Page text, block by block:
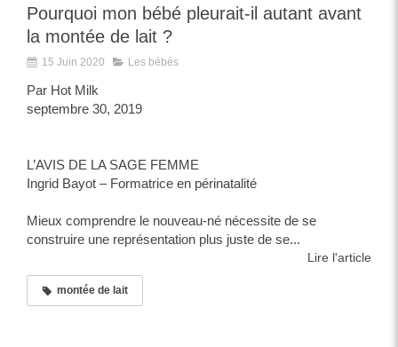
Pourquoi mon bébé pleurait-il autant avant
la montée de lait ?
15 Juin 2020 Les bébés
Par Hot Milk
septembre 30, 2019
L’AVIS DE LA SAGE FEMME
Ingrid Bayot – Formatrice en périnatalité
Mieux comprendre le nouveau-né nécessite de se
construire une représentation plus juste de se...
Lire l'article
montée de lait